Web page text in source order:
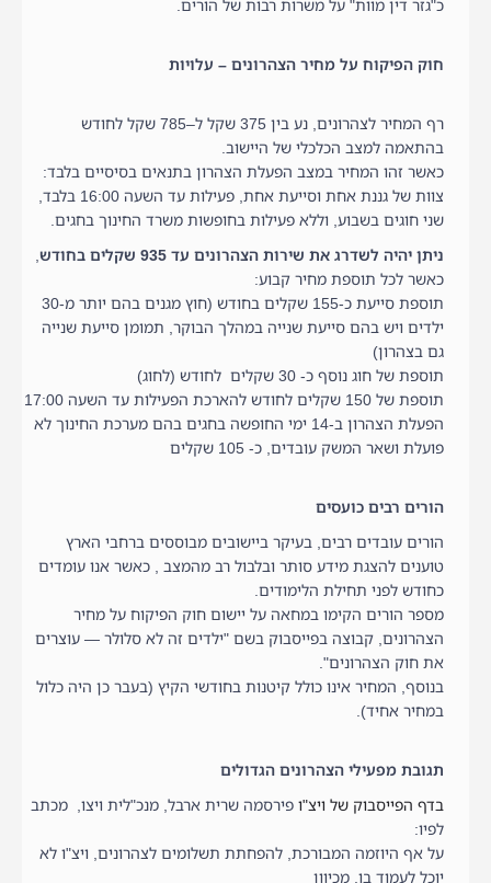
כ"גזר דין מוות" על משרות רבות של הורים.
חוק הפיקוח על מחיר הצהרונים – עלויות
רף המחיר לצהרונים, נע בין 375 שקל ל–785 שקל לחודש
בהתאמה למצב הכלכלי של היישוב.
כאשר זהו המחיר במצב הפעלת הצהרון בתנאים בסיסיים בלבד:
צוות של גננת אחת וסייעת אחת, פעילות עד השעה 16:00 בלבד,
שני חוגים בשבוע, וללא פעילות בחופשות משרד החינוך בחגים.
ניתן יהיה לשדרג את שירות הצהרונים עד 935 שקלים בחודש
,
כאשר לכל תוספת מחיר קבוע:
תוספת סייעת כ-155 שקלים בחודש (חוץ מגנים בהם יותר מ-30
ילדים ויש בהם סייעת שנייה במהלך הבוקר, תמומן סייעת שנייה
גם בצהרון)
תוספת של חוג נוסף כ- 30 שקלים לחודש (לחוג)
תוספת של 150 שקלים לחודש להארכת הפעילות עד השעה 17:00
הפעלת הצהרון ב-14 ימי החופשה בחגים בהם מערכת החינוך לא
פועלת ושאר המשק עובדים, כ- 105 שקלים
הורים רבים כועסים
הורים עובדים רבים, בעיקר ביישובים מבוססים ברחבי הארץ
טוענים להצגת מידע סותר ובלבול רב מהמצב , כאשר אנו עומדים
כחודש לפני תחילת הלימודים.
מספר הורים הקימו במחאה על יישום חוק הפיקוח על מחיר
הצהרונים, קבוצה בפייסבוק בשם "ילדים זה לא סלולר — עוצרים
את חוק הצהרונים".
בנוסף, המחיר אינו כולל קיטנות בחודשי הקיץ (בעבר כן היה כלול
במחיר אחיד).
תגובת מפעילי הצהרונים הגדולים
בדף הפייסבוק של ויצ"ו פירסמה שרית ארבל, מנכ"לית ויצו, מכתב
לפיו:
על אף היוזמה המבורכת, להפחתת תשלומים לצהרונים, ויצ"ו לא
יוכל לעמוד בו, מכיוון